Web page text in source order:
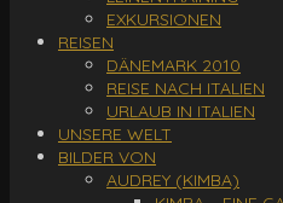
EXKURSIONEN
REISEN
DÄNEMARK 2010
REISE NACH ITALIEN
URLAUB IN ITALIEN
UNSERE WELT
BILDER VON
AUDREY (KIMBA)